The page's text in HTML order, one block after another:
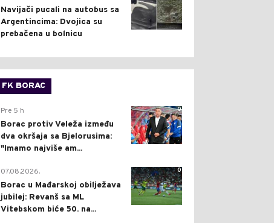
Navijači pucali na autobus sa
Argentincima: Dvojica su
prebačena u bolnicu
FK BORAC
0
Pre 5 h
Borac protiv Veleža između
dva okršaja sa Bjelorusima:
"Imamo najviše am...
0
07.08.2026.
Borac u Mađarskoj obilježava
jubilej: Revanš sa ML
Vitebskom biće 50. na...